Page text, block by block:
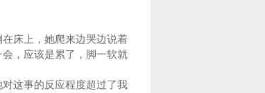
床上，她爬来边哭边说着
，应该是累了，脚一软就
这事的反应程度超过了我